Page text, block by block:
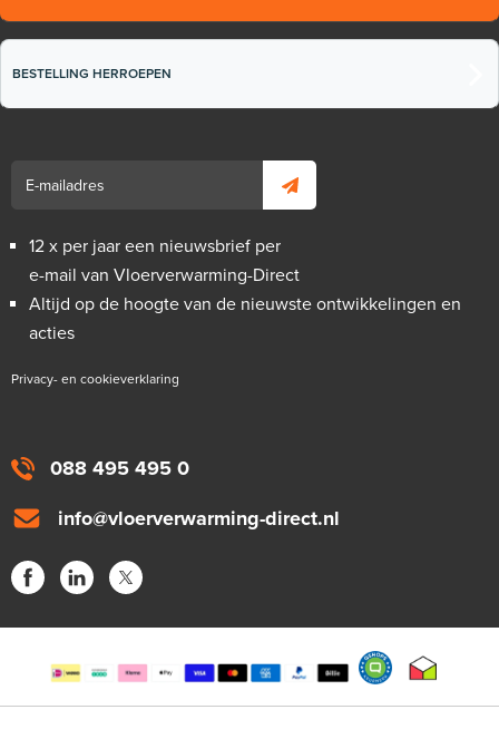
088 495 495 0
info@vloerverwarming-direct.nl
BESTELLING HERROEPEN
12 x per jaar een nieuwsbrief per
e-mail van Vloerverwarming-Direct
Altijd op de hoogte van de nieuwste ontwikkelingen en
acties
Privacy- en cookieverklaring